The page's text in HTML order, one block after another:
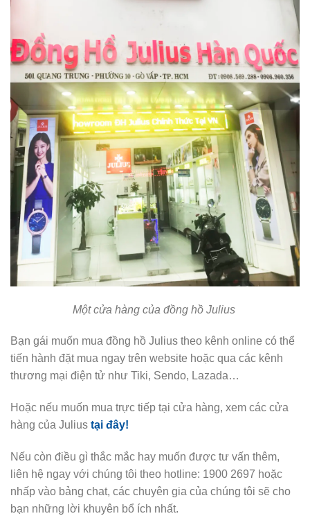
Một cửa hàng của đồng hồ Julius
Bạn gái muốn mua đồng hồ Julius theo kênh online có thể
tiến hành đặt mua ngay trên website hoặc qua các kênh
thương mại điện tử như Tiki, Sendo, Lazada…
Hoặc nếu muốn mua trực tiếp tại cửa hàng, xem các cửa
hàng của Julius tại đây!
Nếu còn điều gì thắc mắc hay muốn được tư vấn thêm,
liên hệ ngay với chúng tôi theo hotline: 1900 2697 hoặc
nhấp vào bảng chat, các chuyên gia của chúng tôi sẽ cho
bạn những lời khuyên bổ ích nhất.